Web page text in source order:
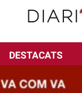
DESTACATS